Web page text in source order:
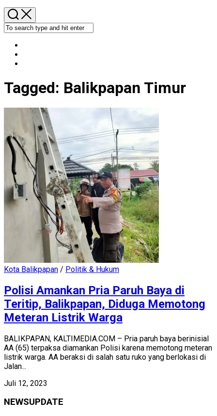
Tagged: Balikpapan Timur
Kota Balikpapan / Politik & Hukum
Polisi Amankan Pria Paruh Baya di
Teritip, Balikpapan, Diduga Memotong
Meteran Listrik Warga
BALIKPAPAN, KALTIMEDIA.COM – Pria paruh baya berinisial
AA (65) terpaksa diamankan Polisi karena memotong meteran
listrik warga. AA beraksi di salah satu ruko yang berlokasi di
Jalan...
Juli 12, 2023
NEWSUPDATE